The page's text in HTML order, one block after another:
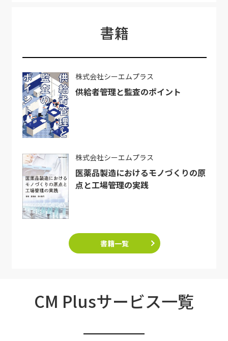
書籍
株式会社シーエムプラス
供給者管理と監査のポイント
株式会社シーエムプラス
医薬品製造におけるモノづくりの原
点と工場管理の実践
書籍一覧
CM Plusサービス一覧